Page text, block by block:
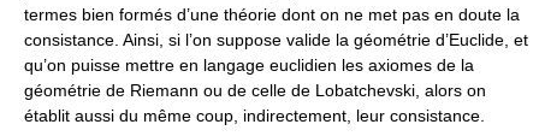
termes bien formés d’une théorie dont on ne met pas en doute la
consistance. Ainsi, si l’on suppose valide la géométrie d’Euclide, et
qu’on puisse mettre en langage euclidien les axiomes de la
géométrie de Riemann ou de celle de Lobatchevski, alors on
établit aussi du même coup, indirectement, leur consistance.